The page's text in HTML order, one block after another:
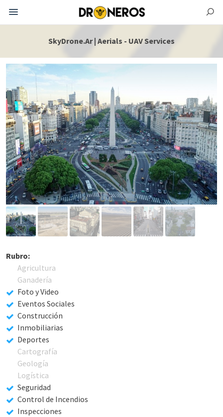
SkyDrone.Ar | Aerials - UAV Services
Rubro:
Agricultura
Ganadería
Foto y Video
Eventos Sociales
Construcción
Inmobiliarias
Deportes
Cartografía
Geología
Logística
Seguridad
Control de Incendios
Inspecciones